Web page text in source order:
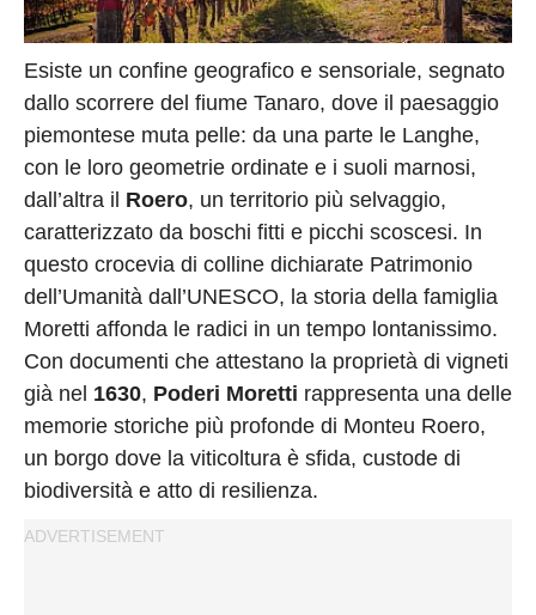
Policy
Cookies
Policy
Cambia
Impostazioni
Privacy
Esiste un confine geografico e sensoriale, segnato
dallo scorrere del fiume Tanaro, dove il paesaggio
piemontese muta pelle: da una parte le Langhe,
con le loro geometrie ordinate e i suoli marnosi,
dall’altra il Roero, un territorio più selvaggio,
caratterizzato da boschi fitti e picchi scoscesi. In
questo crocevia di colline dichiarate Patrimonio
dell’Umanità dall’UNESCO, la storia della famiglia
Moretti affonda le radici in un tempo lontanissimo.
Con documenti che attestano la proprietà di vigneti
già nel 1630, Poderi Moretti rappresenta una delle
memorie storiche più profonde di Monteu Roero,
un borgo dove la viticoltura è sfida, custode di
biodiversità e atto di resilienza.